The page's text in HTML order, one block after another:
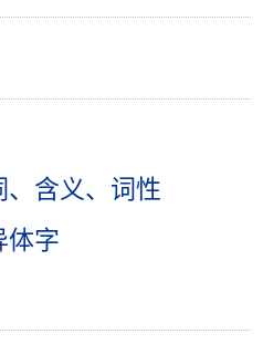
、含义、词性
体字